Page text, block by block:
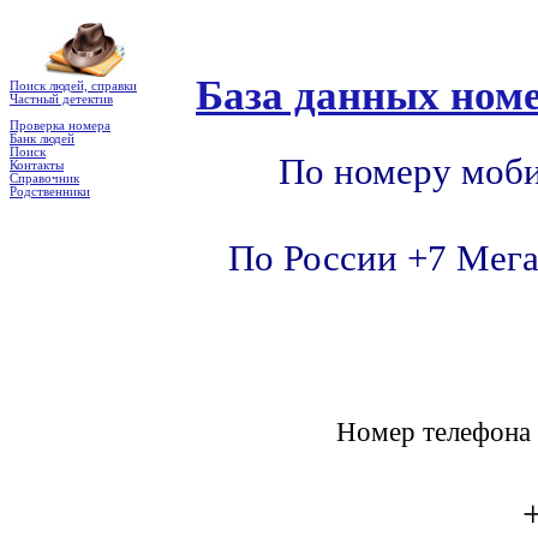
Поиск людей, справки
Частный детектив
Проверка номера
Банк людей
Поиск
Контакты
Справочник
Родственники
База данных
По номеру
По России +7
Номер